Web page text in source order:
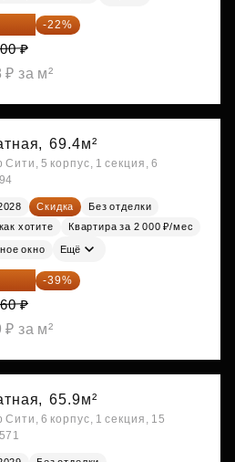
₽ -22%
₽
за м²
69.4м²
5 корпус, 1 секция, 6
Скидка
Без отделки
хотите
Квартира за 2 000 ₽/мес
окно Ещё
₽ -39%
₽
за м²
65.9м²
6 корпус, 1 секция, 15